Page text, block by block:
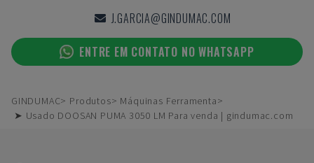
J.GARCIA@GINDUMAC.COM
ENTRE EM CONTATO NO WHATSAPP
GINDUMAC Produtos
Máquinas Ferramenta
➤ Usado DOOSAN PUMA 3050 LM Para venda | gindumac.com